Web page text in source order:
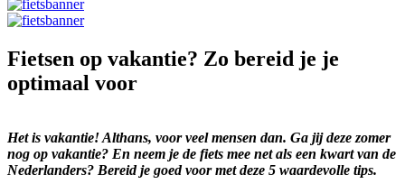
Fietsen op vakantie? Zo bereid je je
optimaal voor
Het is vakantie! Althans, voor veel mensen dan. Ga jij deze zomer
nog op vakantie? En neem je de fiets mee net als een kwart van de
Nederlanders? Bereid je goed voor met deze 5 waardevolle tips.